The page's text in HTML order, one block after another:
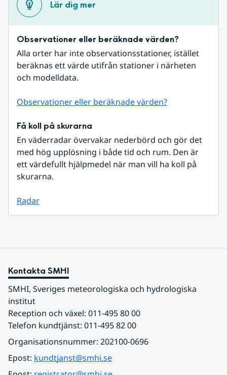
Lär dig mer
Observationer eller beräknade värden?
Alla orter har inte observationsstationer, istället
beräknas ett värde utifrån stationer i närheten
och modelldata.
Observationer eller beräknade värden?
Få koll på skurarna
En väderradar övervakar nederbörd och gör det
med hög upplösning i både tid och rum. Den är
ett värdefullt hjälpmedel när man vill ha koll på
skurarna.
Radar
Kontakta SMHI
SMHI, Sveriges meteorologiska och hydrologiska
institut
Reception och växel: 011-495 80 00
Telefon kundtjänst: 011-495 82 00
Organisationsnummer: 202100-0696
Epost: kundtjanst@smhi.se